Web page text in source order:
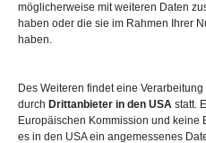
möglicherweise mit weiteren Daten
haben oder die sie im Rahmen Ihrer
haben.
Des Weiteren findet eine
durch Drittanbieter in den USA statt.
Europäischen Kommission und keine
es in den USA ein angemessenes